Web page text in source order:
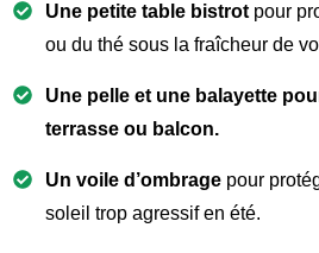
Une petite table bistrot pour
ou du thé sous la fraîcheur de
Une pelle et une balayette
terrasse ou balcon.
Un voile d’ombrage pour
soleil trop agressif en été.